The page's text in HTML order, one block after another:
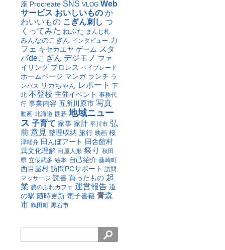
座 Procreate SNS VLOG Web
サービス おいしいもの か
わいいもの こぎん刺し つ
くってみた ねぷた まんじ札
みんなのこぎん インタビュー カ
フェ キセカエヤ ゲーム スタ
バdeこぎん デジモノ ファ
イリング プロレス ベイブレード
ホームページ マンガ ランチ ラ
ンパス リカちゃん レポート 下
北 不登校 主催イベント 事務代
行 事業内容 五所川原市 写真
動画 北海道 囲碁 地域ニュー
ス 子育て 家事 家計 平川市 弘
前 意見 整理収納 旅行 映画 桜
津軽弁 田んぼアート 田舎館村
異文化理解 目屋人形 祭り 秋田
県 立佞武多 絵本 自己紹介 藤崎町
西目屋村 訪問PCサポート 訪問
マッサージ 読書 買ったもの 起
業 農のふれカフェ 運営報告 道
の駅 随時更新 電子書籍 青森
市 鶴田町 黒石市